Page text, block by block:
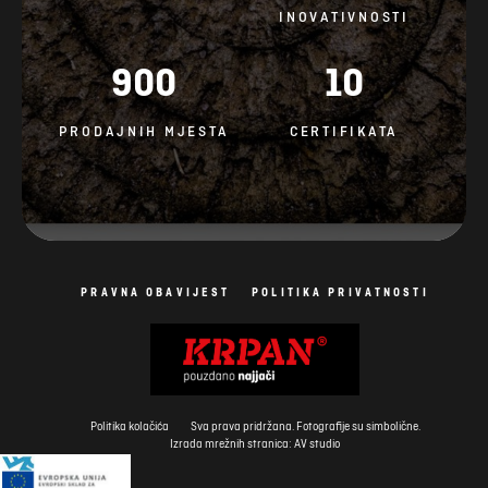
INOVATIVNOSTI
900
PRODAJNIH MJESTA
10
CERTIFIKATA
PRAVNA OBAVIJEST POLITIKA PRIVATNOSTI
Politika kolačića
Sva prava pridržana. Fotografije su simbolične.
Izrada mrežnih stranica: AV studio